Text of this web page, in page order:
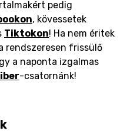
pedig
, kövessetek
Tiktokon! Ha nem éritek
rendszeresen frissülő
a naponta izgalmas
-csatornánk!